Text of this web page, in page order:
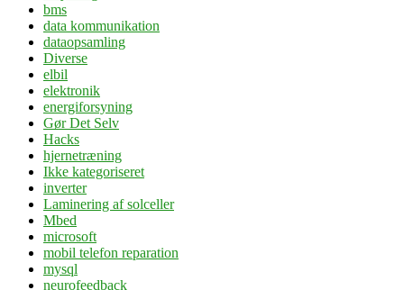
bms
data kommunikation
dataopsamling
Diverse
elbil
elektronik
energiforsyning
Gør Det Selv
Hacks
hjernetræning
Ikke kategoriseret
inverter
Laminering af solceller
Mbed
microsoft
mobil telefon reparation
mysql
neurofeedback